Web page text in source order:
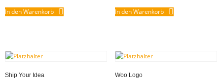
In den Warenkorb In den Warenkorb
Ship Your Idea
Woo Logo